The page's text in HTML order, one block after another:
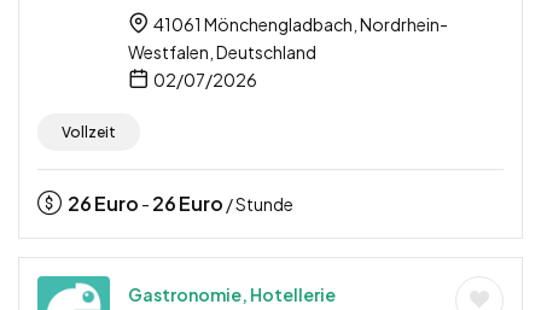
41061 Mönchengladbach, Nordrhein-
Westfalen, Deutschland
02/07/2026
Vollzeit
26Euro - 26Euro / Stunde
Gastronomie, Hotellerie